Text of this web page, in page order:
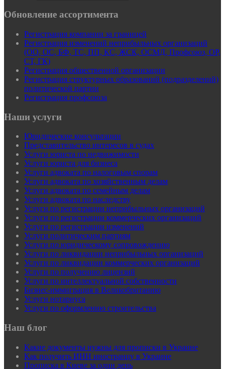
Обновление ассортимента
Регистрация компании за границей
Регистрация изменений неприбыльных организаций
(ОО, ОС, БФ, ТС, ПП, КС, ЖСК, ОСМД, Профсоюз, ОР,
СТ, ГК)
Регистрация общественной организации
Регистрация структурных образований (подразделений)
политической партии
Регистрация профсоюза
Наши услуги
Юридические консультации
Представительство интересов в судах
Услуги юриста по недвижимости
Услуги юриста для бизнеса
Услуги адвоката по налоговым спорам
Услуги адвоката по хозяйственным делам
Услуги адвоката по семейным делам
Услуги адвоката по наследству
Услуги по регистрации неприбыльных организаций
Услуги по регистрации коммерческих организаций
Услуги по регистрации изменений
Услуги политическим партиям
Услуги по юридическому сопровождению
Услуги по ликвидации неприбыльных организаций
Услуги по ликвидации коммерческих организаций
Услуги по получению лицензий
Услуги по интеллектуальной собственности
Бизнес-иммиграция в Великобританию
Услуги нотариуса
Услуги по оформлению строительства
Наш блог
Какие документы нужны для прописки в Украине
Как получить ИНН иностранцу в Украине
Прописка в Киеве за один день